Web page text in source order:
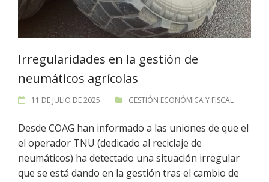
Irregularidades en la gestión de
neumáticos agrícolas
11 DE JULIO DE 2025 GESTIÓN ECONÓMICA Y FISCAL
Desde COAG han informado a las uniones de que el
el operador TNU (dedicado al reciclaje de
neumáticos) ha detectado una situación irregular
que se está dando en la gestión tras el cambio de